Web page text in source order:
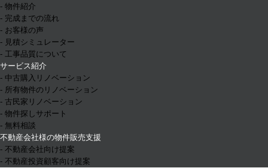
- 物件紹介
- 完成までの流れ
- お客様の声
- 見積シミュレーター
- 工事品質について
サービス紹介
- 中古購入リノベーション
- 所有物件のリノベーション
- 古民家リノベーション
- 物件探しサポート
- 無料相談
不動産会社様の物件販売支援
- 不動産会社向け提案
- 不動産投資顧客向け提案